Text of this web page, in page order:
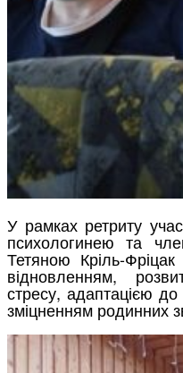
У рамках ретриту
психологинею та
Тетяною Кріль-
відновленням,
стресу, адаптацією
зміцненням родинних